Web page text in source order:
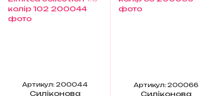
Артикул: 200044
Силіконова
Артикул: 200066
Силіконова